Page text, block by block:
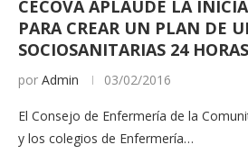
CECOVA APLAUDE LA
PARA CREAR UN PLAN DE
SOCIOSANITARIAS 24 HORAS
por Admin 03/02/2016
El Consejo de Enfermería de la
y los colegios de Enfermería…